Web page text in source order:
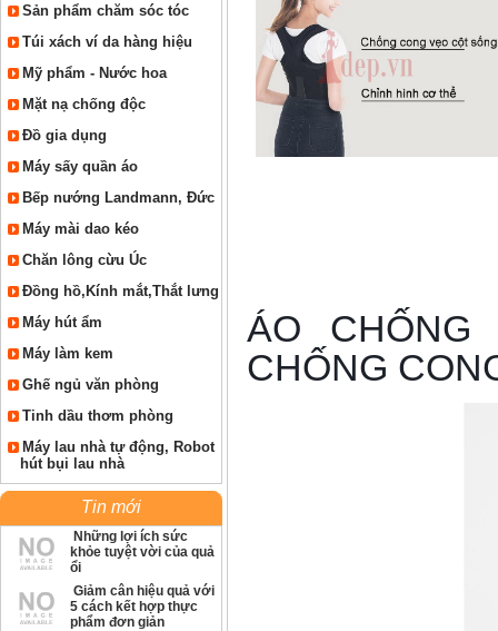
Sản phẩm chăm sóc tóc
Túi xách ví da hàng hiệu
Mỹ phẩm - Nước hoa
Mặt nạ chống độc
Đồ gia dụng
Máy sấy quần áo
Bếp nướng Landmann, Đức
Máy mài dao kéo
Chăn lông cừu Úc
Đồng hồ,Kính mắt,Thắt lưng
Máy hút ẩm
Máy làm kem
Ghế ngủ văn phòng
Tinh dầu thơm phòng
Máy lau nhà tự động, Robot
hút bụi lau nhà
Tin mới
Những lợi ích sức
khỏe tuyệt vời của quả
ổi
Giảm cân hiệu quả với
5 cách kết hợp thực
phẩm đơn giản
ÁO
CHỐNG